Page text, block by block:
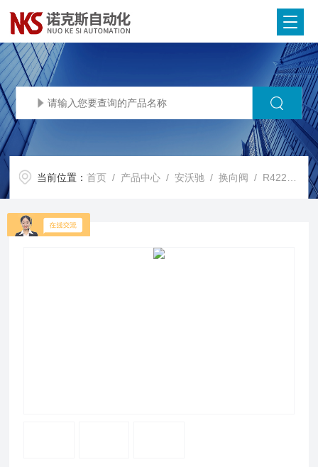
当前位置：首页 / 产品中心 /安沃驰 /换向阀 / R422102436AVENTICS安沃驰二位三通换向阀电磁阀